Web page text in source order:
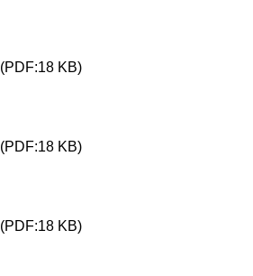
(PDF:18 KB)
(PDF:18 KB)
(PDF:18 KB)